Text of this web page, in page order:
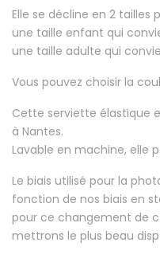
Elle se décline en 2
une taille enfant qui
une taille adulte qui
Vous pouvez choisir la
Cette serviette élastique
à Nantes.
Lavable en machine, elle
Le biais utilisé pour la
fonction de nos biais en
pour ce changement de
mettrons le plus beau